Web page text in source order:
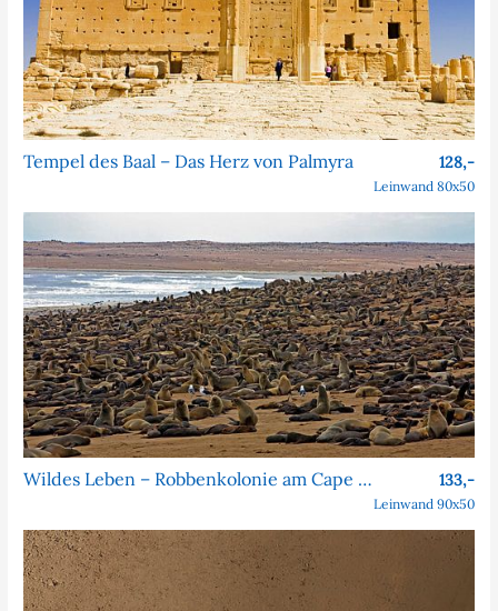
Tempel des Baal – Das Herz von Palmyra 128,-
Leinwand 80x50
Wildes Leben – Robbenkolonie am Cape Cross 133,-
Leinwand 90x50